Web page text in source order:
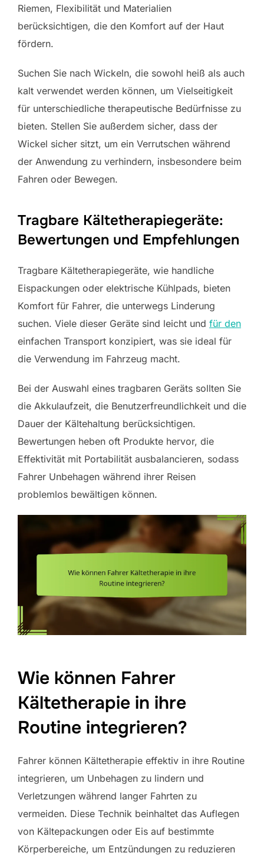
Riemen, Flexibilität und Materialien
berücksichtigen, die den Komfort auf der Haut
fördern.
Suchen Sie nach Wickeln, die sowohl heiß als auch
kalt verwendet werden können, um Vielseitigkeit
für unterschiedliche therapeutische Bedürfnisse zu
bieten. Stellen Sie außerdem sicher, dass der
Wickel sicher sitzt, um ein Verrutschen während
der Anwendung zu verhindern, insbesondere beim
Fahren oder Bewegen.
Tragbare Kältetherapiegeräte:
Bewertungen und Empfehlungen
Tragbare Kältetherapiegeräte, wie handliche
Eispackungen oder elektrische Kühlpads, bieten
Komfort für Fahrer, die unterwegs Linderung
suchen. Viele dieser Geräte sind leicht und für den
einfachen Transport konzipiert, was sie ideal für
die Verwendung im Fahrzeug macht.
Bei der Auswahl eines tragbaren Geräts sollten Sie
die Akkulaufzeit, die Benutzerfreundlichkeit und die
Dauer der Kältehaltung berücksichtigen.
Bewertungen heben oft Produkte hervor, die
Effektivität mit Portabilität ausbalancieren, sodass
Fahrer Unbehagen während ihrer Reisen
problemlos bewältigen können.
Wie können Fahrer
Kältetherapie in ihre
Routine integrieren?
Fahrer können Kältetherapie effektiv in ihre Routine
integrieren, um Unbehagen zu lindern und
Verletzungen während langer Fahrten zu
vermeiden. Diese Technik beinhaltet das Auflegen
von Kältepackungen oder Eis auf bestimmte
Körperbereiche, um Entzündungen zu reduzieren